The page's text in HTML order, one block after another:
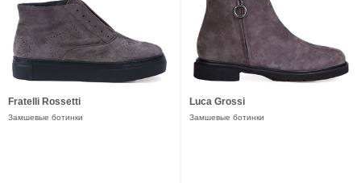
Fratelli Rossetti
Замшевые ботинки
Luca Grossi
Замшевые ботинки